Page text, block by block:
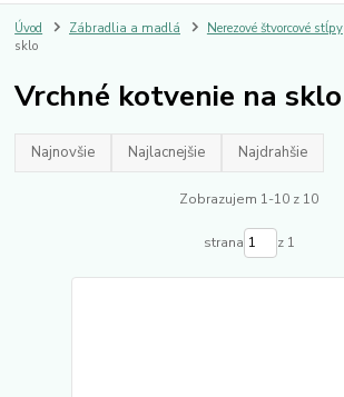
Úvod Zábradlia a madlá Nerezové štvorcové stĺpy
sklo
Vrchné kotvenie na sklo
Najnovšie Najlacnejšie Najdrahšie
Zobrazujem 1-10 z 10
strana z 1